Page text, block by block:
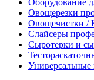
Оборудование
Овощерезки
Овощечистки /
Слайсеры
Сыротерки и